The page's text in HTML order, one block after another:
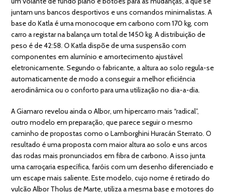
juntam uns bancos desportivos e uns comandos minimalistas. A
base do Katla é uma monocoque em carbono com 170 kg, com
carro a registar na balança um total de 1450 kg. A distribuição de
peso é de 42:58. O Katla dispõe de uma suspensão com
componentes em alumínio e amortecimento ajustável
eletronicamente. Segundo o fabricante, a altura ao solo regula-se
automaticamente de modo a conseguir a melhor eficiência
aerodinâmica ou o conforto para uma utilização no dia-a-dia.
A Giamaro revelou ainda o Albor, um hipercarro mais “radical”,
outro modelo em preparação, que parece seguir o mesmo
caminho de propostas como o Lamborghini Huracán Sterrato. O
resultado é uma proposta com maior altura ao solo e uns arcos
das rodas mais pronunciados em fibra de carbono. A isso junta
uma carroçaria específica, faróis com um desenho diferenciado e
um escape mais saliente. Este modelo, cujo nome é retirado do
vulcão Albor Tholus de Marte, utiliza a mesma base e motores do